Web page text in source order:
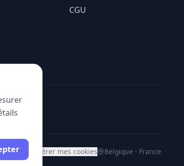
CGU
Gérer mes cookies Belgique · France